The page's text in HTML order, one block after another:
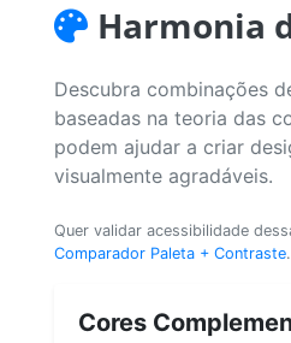
Harmonia
Descubra combinações
baseadas na teoria das
podem ajudar a criar
visualmente agradáveis.
Quer validar acessibilidade
Comparador Paleta + Contraste.
Cores